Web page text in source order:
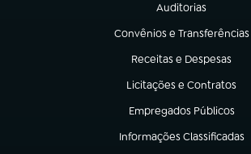
Auditorias
(abre em nova aba)
Convênios e Transferências
(abre em nova aba)
Receitas e Despesas
(abre em nova aba)
Licitações e Contratos
(abre em nova aba)
Empregados Públicos
(abre em nova aba)
Informações Classificadas
(abre em nova aba)